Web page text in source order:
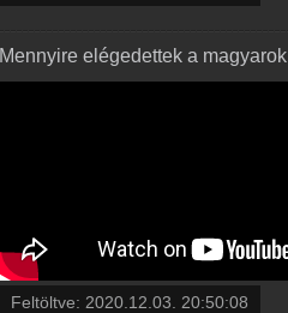
Mennyire elégedettek a
Feltöltve: 2020.12.03. 20:50:08